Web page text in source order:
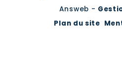
Answeb -
Plan du site